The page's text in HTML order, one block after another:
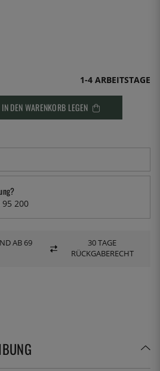
1-4 ARBEITSTAGE
IN DEN WARENKORB LEGEN
95 200
AB 69
30 TAGE
RÜCKGABERECHT